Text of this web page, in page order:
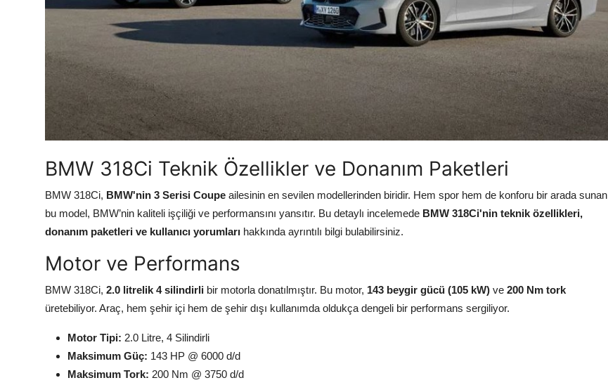
BMW 318Ci Teknik Özellikler ve Donanım Paketleri
BMW 318Ci, BMW'nin 3 Serisi Coupe ailesinin en sevilen modellerinden biridir. Hem spor hem de konforu bir arada sunan
bu model, BMW’nin kaliteli işçiliği ve performansını yansıtır. Bu detaylı incelemede BMW 318Ci'nin teknik özellikleri,
donanım paketleri ve kullanıcı yorumları hakkında ayrıntılı bilgi bulabilirsiniz.
Motor ve Performans
BMW 318Ci, 2.0 litrelik 4 silindirli bir motorla donatılmıştır. Bu motor, 143 beygir gücü (105 kW) ve 200 Nm tork
üretebiliyor. Araç, hem şehir içi hem de şehir dışı kullanımda oldukça dengeli bir performans sergiliyor.
Motor Tipi: 2.0 Litre, 4 Silindirli
Maksimum Güç: 143 HP @ 6000 d/d
Maksimum Tork: 200 Nm @ 3750 d/d